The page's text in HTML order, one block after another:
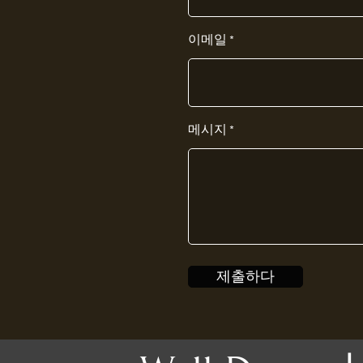
이메일
메시지
제출하다